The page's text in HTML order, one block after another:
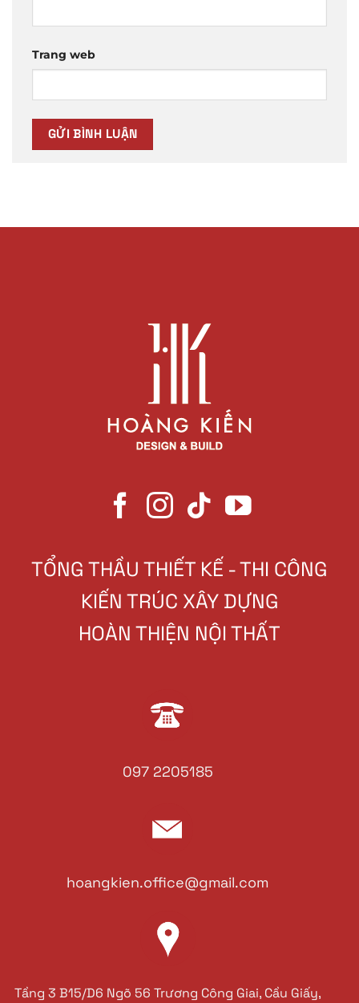
Trang web
TỔNG THẦU THIẾT KẾ - THI CÔNG
KIẾN TRÚC XÂY DỰNG
HOÀN THIỆN NỘI THẤT
097 2205185
hoangkien.office@gmail.com
Tầng 3 B15/D6 Ngõ 56 Trương Công Giai, Cầu Giấy,